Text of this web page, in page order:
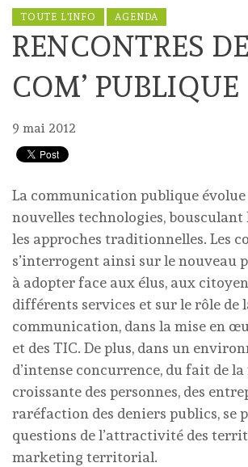
TOUTE L'INFO AGENDA
RENCONTRES
COM’ PUBLIQUE
9 mai 2012
La communication publique
nouvelles technologies, bousculant
les approches traditionnelles. Les
s’interrogent ainsi sur le nouveau
à adopter face aux élus, aux
différents services et sur le rôle de
communication, dans la mise en
et des TIC. De plus, dans un
d’intense concurrence, du fait de
croissante des personnes, des
raréfaction des deniers publics, se
questions de l’attractivité des
marketing territorial.